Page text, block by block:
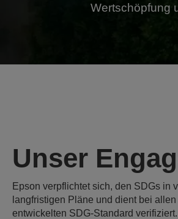
Wertschöpfung
Unser
Epson verpflichtet sich, den SDGs in
langfristigen Pläne und dient bei
entwickelten SDG-Standard